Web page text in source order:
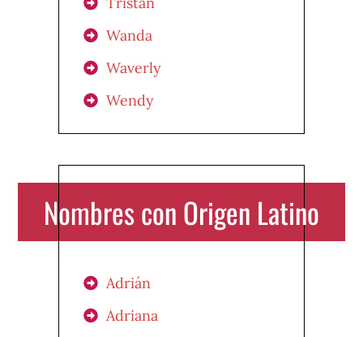
Wanda
Waverly
Wendy
Nombres con Origen Latino
Adrián
Adriana